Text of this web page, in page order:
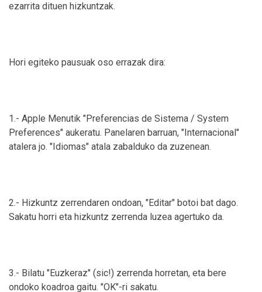
ezarrita dituen hizkuntzak.
Hori egiteko pausuak oso errazak dira:
1.- Apple Menutik "Preferencias de Sistema / System
Preferences" aukeratu. Panelaren barruan, "Internacional"
atalera jo. "Idiomas" atala zabalduko da zuzenean.
2.- Hizkuntz zerrendaren ondoan, "Editar" botoi bat dago.
Sakatu horri eta hizkuntz zerrenda luzea agertuko da.
3.- Bilatu "Euzkeraz" (sic!) zerrenda horretan, eta bere
ondoko koadroa gaitu. "OK"-ri sakatu.